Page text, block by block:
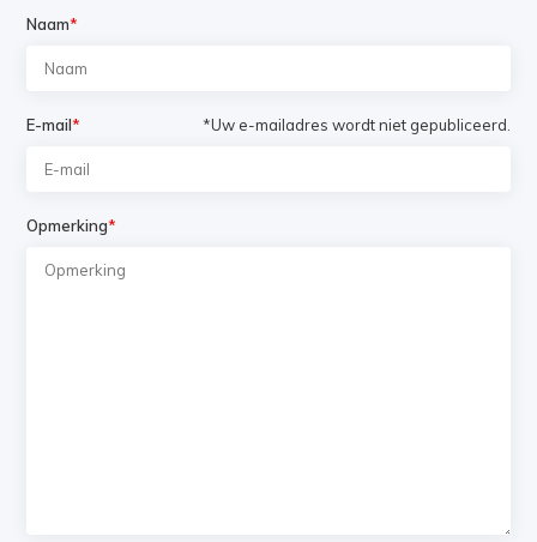
Naam*
E-mail* *Uw e-mailadres wordt niet gepubliceerd.
Opmerking*